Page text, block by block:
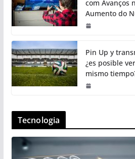
com Avanços
Aumento do
Pin Up y
¿es posible
mismo
Tecnologia